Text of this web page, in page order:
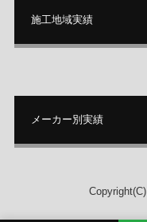
施工地域実績
メーカー別実績
Copyright(C)